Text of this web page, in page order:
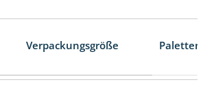
Verpackungsgröße